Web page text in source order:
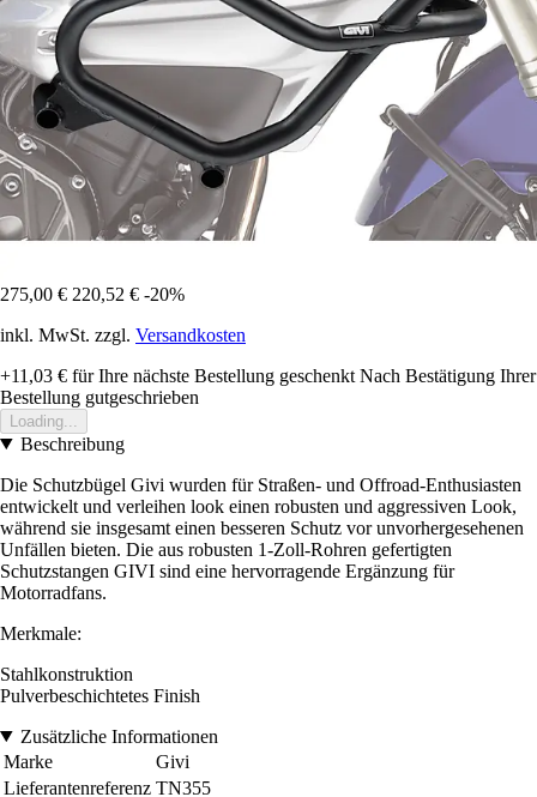
275,00 € 220,52 € -20%
inkl. MwSt. zzgl. Versandkosten
+11,03 € für Ihre nächste Bestellung geschenkt Nach Bestätigung Ihrer
Bestellung gutgeschrieben
Loading...
Beschreibung
Die Schutzbügel Givi wurden für Straßen- und Offroad-Enthusiasten
entwickelt und verleihen look einen robusten und aggressiven Look,
während sie insgesamt einen besseren Schutz vor unvorhergesehenen
Unfällen bieten. Die aus robusten 1-Zoll-Rohren gefertigten
Schutzstangen GIVI sind eine hervorragende Ergänzung für
Motorradfans.
Merkmale:
Stahlkonstruktion
Pulverbeschichtetes Finish
Zusätzliche Informationen
Marke
Givi
Lieferantenreferenz TN355